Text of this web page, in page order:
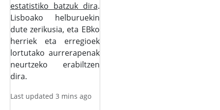
estatistiko batzuk dira.
Lisboako helburuekin
dute zerikusia, eta EBko
herriek eta erregioek
lortutako aurrerapenak
neurtzeko erabiltzen
dira.
Last updated 3 mins ago